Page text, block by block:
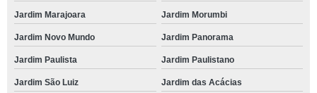
Jardim Marajoara Jardim Morumbi
Jardim Novo Mundo Jardim Panorama
Jardim Paulista Jardim Paulistano
Jardim São Luiz Jardim das Acácias